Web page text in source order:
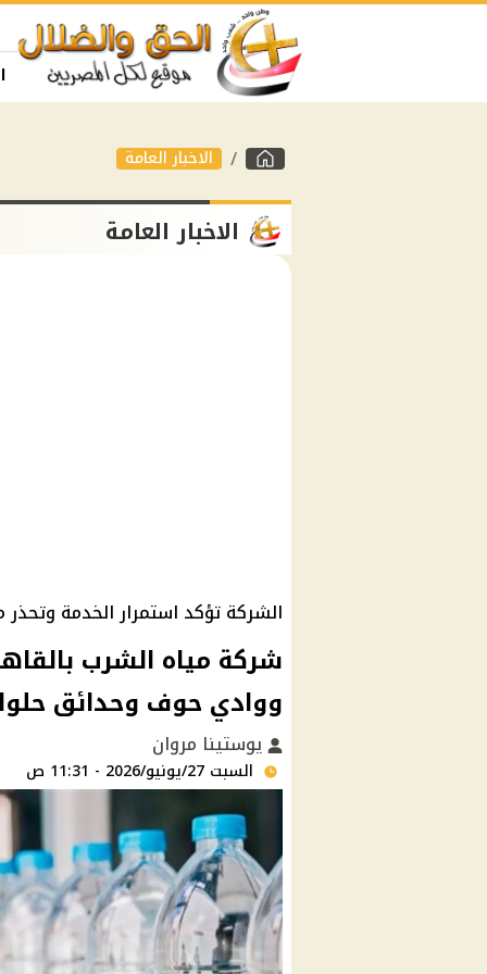
الاخبار العامة
الاخبار العامة
الشركة تؤكد استمرار الخدمة
شركة مياه الشرب
ووادي حوف وحدائق
يوستينا مروان
السبت 27/يونيو/2026 - 11:31 ص